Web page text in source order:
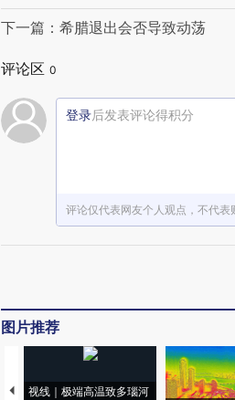
下一篇：希腊退出会否导致动荡
评论区 0
登录后发表评论得积分
评论仅代表网友个人观点，不代表
图片推荐
视线｜极端高温致多瑙河